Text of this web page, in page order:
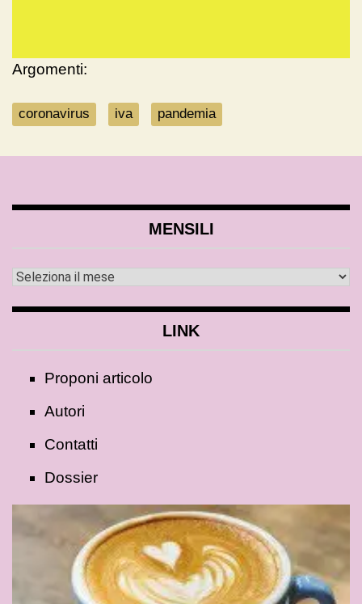
Argomenti:
coronavirus iva pandemia
MENSILI
LINK
Proponi articolo
Autori
Contatti
Dossier